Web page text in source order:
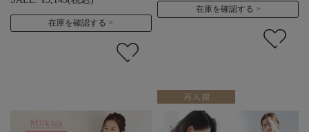
在庫を確認する
在庫を確認する